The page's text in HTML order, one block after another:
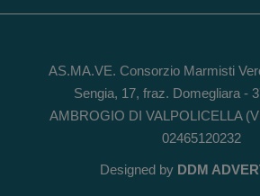
AS.MA.VE. Consorzio Marmisti
Sengia, 17, fraz. Domegliara -
AMBROGIO DI VALPOLICELLA
02465120232
Designed by DDM